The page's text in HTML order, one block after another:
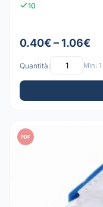
10
0.40€ – 1.06€
Quantità: Min: 1
PDF